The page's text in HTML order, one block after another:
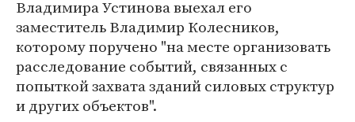
Владимира Устинова выехал его
заместитель Владимир Колесников,
которому поручено "на месте организовать
расследование событий, связанных с
попыткой захвата зданий силовых структур
и других объектов".